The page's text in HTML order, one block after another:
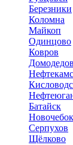
Березники
Коломна
Майкоп
Одинцово
Ковров
Батайск
Серпухов
Щёлково